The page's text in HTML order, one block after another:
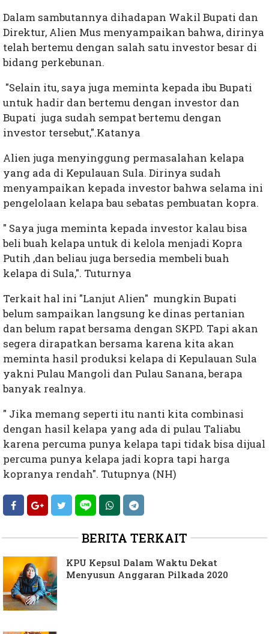
Dalam sambutannya dihadapan Wakil Bupati dan
Direktur, Alien Mus menyampaikan bahwa, dirinya
telah bertemu dengan salah satu investor besar di
bidang perkebunan.
"Selain itu, saya juga meminta kepada ibu Bupati
untuk hadir dan bertemu dengan investor dan
Bupati juga sudah sempat bertemu dengan
investor tersebut,".Katanya
Alien juga menyinggung permasalahan kelapa
yang ada di Kepulauan Sula. Dirinya sudah
menyampaikan kepada investor bahwa selama ini
pengelolaan kelapa bau sebatas pembuatan kopra.
" Saya juga meminta kepada investor kalau bisa
beli buah kelapa untuk di kelola menjadi Kopra
Putih ,dan beliau juga bersedia membeli buah
kelapa di Sula,". Tuturnya
Terkait hal ini "Lanjut Alien" mungkin Bupati
belum sampaikan langsung ke dinas pertanian
dan belum rapat bersama dengan SKPD. Tapi akan
segera dirapatkan bersama karena kita akan
meminta hasil produksi kelapa di Kepulauan Sula
yakni Pulau Mangoli dan Pulau Sanana, berapa
banyak realnya.
" Jika memang seperti itu nanti kita combinasi
dengan hasil kelapa yang ada di pulau Taliabu
karena percuma punya kelapa tapi tidak bisa dijual
percuma punya kelapa jadi kopra tapi harga
kopranya rendah". Tutupnya (NH)
BERITA TERKAIT
KPU Kepsul Dalam Waktu Dekat
Menyusun Anggaran Pilkada 2020